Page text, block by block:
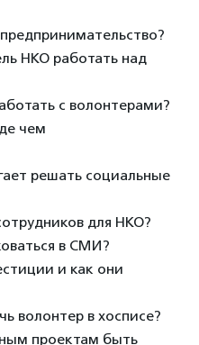
НКО работать над
с волонтерами?
чем
решать социальные
для НКО?
в СМИ?
и как они
волонтер в хосписе?
проектам быть